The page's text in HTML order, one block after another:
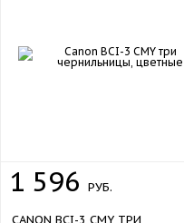
1 596 РУБ.
CANON BCI-3 CMY ТРИ